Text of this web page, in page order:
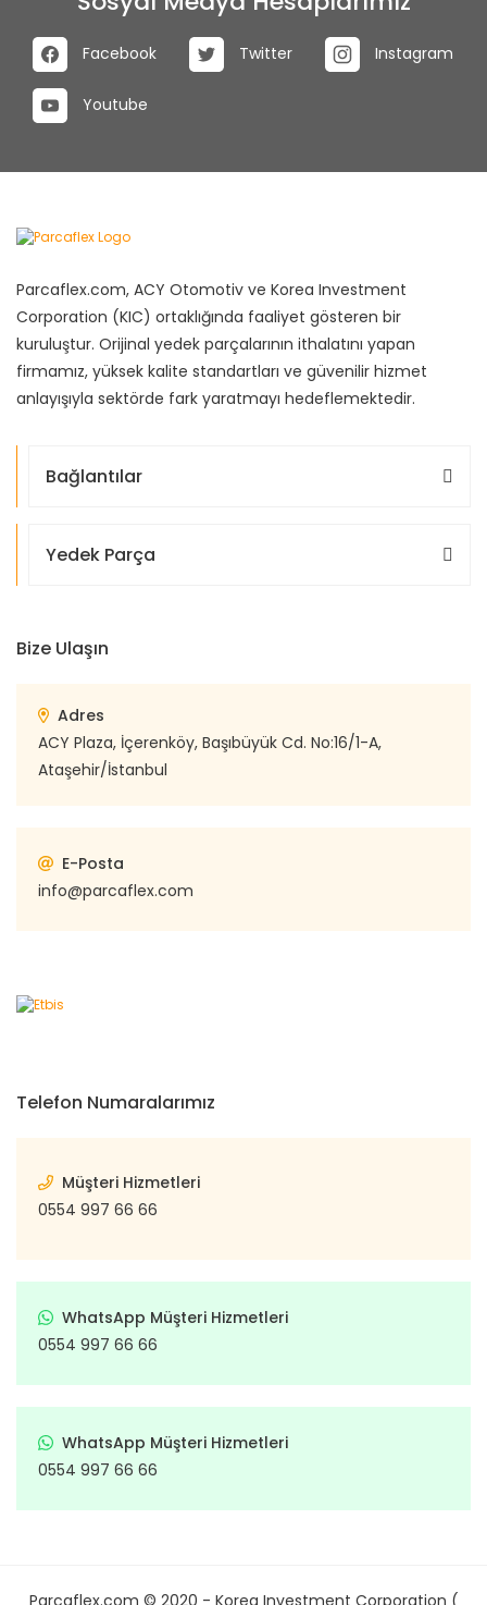
Facebook Twitter Instagram
Youtube
Parcaflex.com, ACY Otomotiv ve Korea Investment
Corporation (KIC) ortaklığında faaliyet gösteren bir
kuruluştur. Orijinal yedek parçalarının ithalatını yapan
firmamız, yüksek kalite standartları ve güvenilir hizmet
anlayışıyla sektörde fark yaratmayı hedeflemektedir.
Bağlantılar
Yedek Parça
Bize Ulaşın
Adres
ACY Plaza, İçerenköy, Başıbüyük Cd. No:16/1-A,
Ataşehir/İstanbul
E-Posta
info@parcaflex.com
Telefon Numaralarımız
Müşteri Hizmetleri
0554 997 66 66
WhatsApp Müşteri Hizmetleri
0554 997 66 66
WhatsApp Müşteri Hizmetleri
0554 997 66 66
Parcaflex.com © 2020 - Korea Investment Corporation (